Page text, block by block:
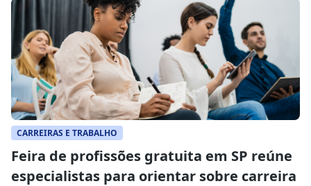
CARREIRAS E TRABALHO
Feira de profissões gratuita em SP reúne
especialistas para orientar sobre carreira